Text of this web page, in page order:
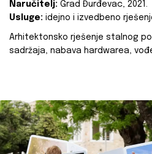
Naručitelj: Grad Đurđevac, 2021.
Usluge: idejno i izvedbeno
Arhitektonsko rješenje stalnog
sadržaja, nabava hardwarea,